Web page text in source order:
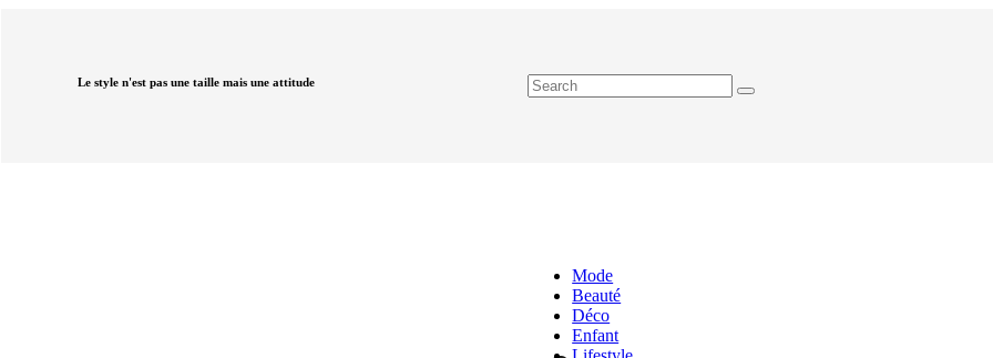
Le style n'est pas une taille mais une attitude
Mode
Beauté
Déco
Enfant